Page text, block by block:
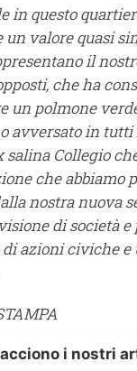
in questo
un valore quasi
il
che ha
un polmone
avversato in
salina Collegio
che abbiamo
nostra nuova
di società e
azioni civiche e
i nostri